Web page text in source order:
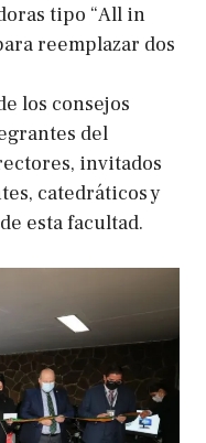
tipo “All in
reemplazar dos
los consejos
del
invitados
catedráticos y
esta facultad.